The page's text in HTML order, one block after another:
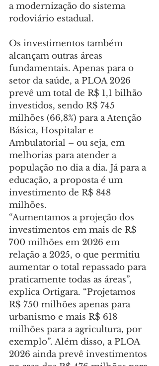
a modernização do sistema
rodoviário estadual.
Os investimentos também
alcançam outras áreas
fundamentais. Apenas para o
setor da saúde, a PLOA 2026
prevê um total de R$ 1,1 bilhão
investidos, sendo R$ 745
milhões (66,8%) para a Atenção
Básica, Hospitalar e
Ambulatorial – ou seja, em
melhorias para atender a
população no dia a dia. Já para a
educação, a proposta é um
investimento de R$ 848
milhões.
“Aumentamos a projeção dos
investimentos em mais de R$
700 milhões em 2026 em
relação a 2025, o que permitiu
aumentar o total repassado para
praticamente todas as áreas”,
explica Ortigara. “Projetamos
R$ 750 milhões apenas para
urbanismo e mais R$ 618
milhões para a agricultura, por
exemplo”. Além disso, a PLOA
2026 ainda prevê investimentos